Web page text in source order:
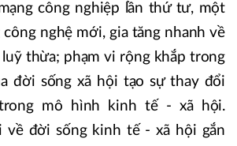
công nghiệp lần thứ tư, một
công nghệ mới, gia tăng nhanh về
thừa; phạm vi rộng khắp trong
đời sống xã hội tạo sự thay đổi
mô hình kinh tế - xã hội.
về đời sống kinh tế - xã hội gắn